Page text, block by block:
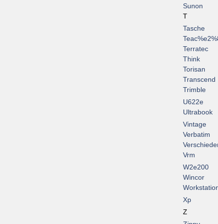
Sunon
T
Tasche
Terratec
Think
Torisan
Transcend
Trimble
U622e
Ultrabook
Vintage
Verbatim
Vrm
W2e200
Wincor
Xp
Z